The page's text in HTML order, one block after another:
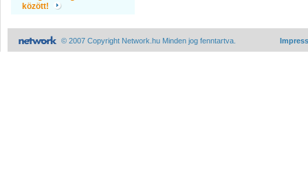
között!
© 2007 Copyright Network.hu Minden jog fenntartva.